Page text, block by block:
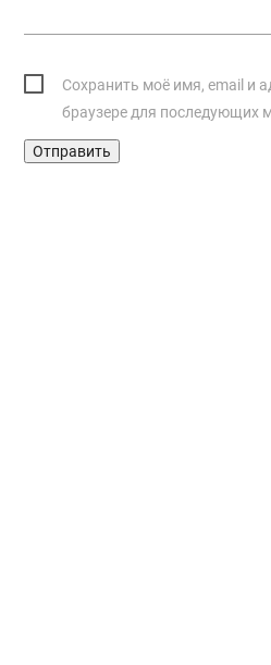
Сохранить моё имя, email и
браузере для последующих